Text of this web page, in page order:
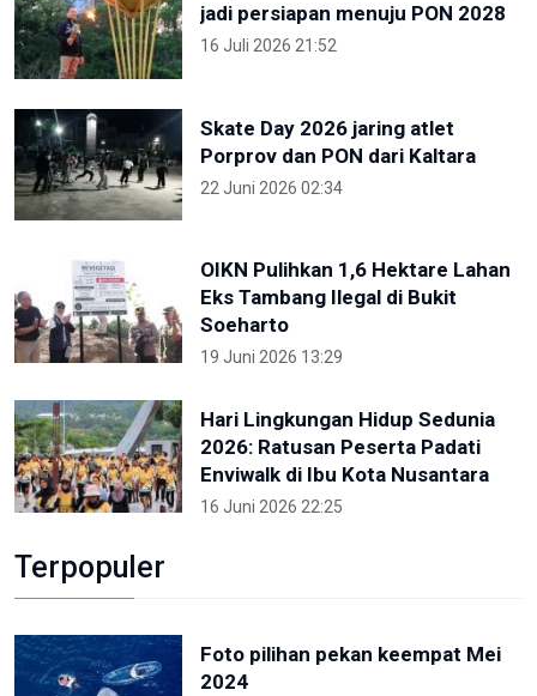
jadi persiapan menuju PON 2028
16 Juli 2026 21:52
Skate Day 2026 jaring atlet
Porprov dan PON dari Kaltara
22 Juni 2026 02:34
OIKN Pulihkan 1,6 Hektare Lahan
Eks Tambang Ilegal di Bukit
Soeharto
19 Juni 2026 13:29
Hari Lingkungan Hidup Sedunia
2026: Ratusan Peserta Padati
Enviwalk di Ibu Kota Nusantara
16 Juni 2026 22:25
Terpopuler
Foto pilihan pekan keempat Mei
2024